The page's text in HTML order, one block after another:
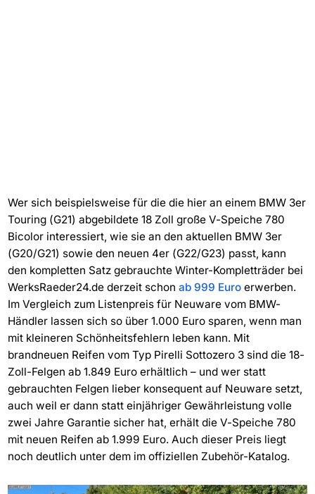
Wer sich beispielsweise für die die hier an einem BMW 3er
Touring (G21) abgebildete 18 Zoll große V-Speiche 780
Bicolor interessiert, wie sie an den aktuellen BMW 3er
(G20/G21) sowie den neuen 4er (G22/G23) passt, kann
den kompletten Satz gebrauchte Winter-Kompletträder bei
WerksRaeder24.de derzeit schon ab 999 Euroerwerben.
Im Vergleich zum Listenpreis für Neuware vom BMW-
Händler lassen sich so über 1.000 Euro sparen, wenn man
mit kleineren Schönheitsfehlern leben kann. Mit
brandneuen Reifen vom Typ Pirelli Sottozero 3 sind die 18-
Zoll-Felgen ab 1.849 Euro erhältlich – und wer statt
gebrauchten Felgen lieber konsequent auf Neuware setzt,
auch weil er dann statt einjähriger Gewährleistung volle
zwei Jahre Garantie sicher hat, erhält die V-Speiche 780
mit neuen Reifen ab 1.999 Euro. Auch dieser Preis liegt
noch deutlich unter dem im offiziellen Zubehör-Katalog.